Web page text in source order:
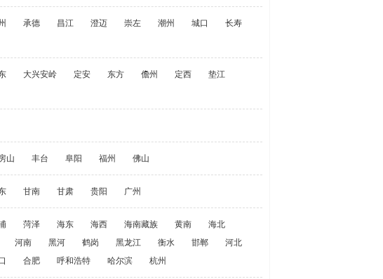
承德 昌江 澄迈 崇左 潮州 城口
长寿
大兴安岭 定安 东方 儋州 定西
垫江
山 丰台 阜阳 福州 佛山
甘南 甘肃 贵阳 广州
菏泽 海东 海西 海南藏族 黄南
海北
河南 黑河 鹤岗 黑龙江 衡水 邯郸
河北
合肥 呼和浩特 哈尔滨 杭州